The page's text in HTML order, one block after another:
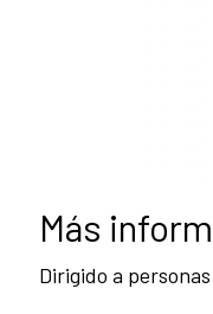
Más
Dirigido a